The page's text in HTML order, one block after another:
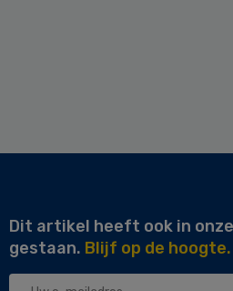
Dit artikel heeft ook in
gestaan. Blijf op de hoogte.
Uw